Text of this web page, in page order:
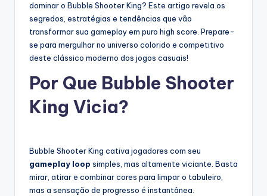
dominar o Bubble Shooter King? Este artigo revela os
segredos, estratégias e tendências que vão
transformar sua gameplay em puro high score. Prepare-
se para mergulhar no universo colorido e competitivo
deste clássico moderno dos jogos casuais!
Por Que Bubble Shooter
King Vicia?
Bubble Shooter King cativa jogadores com seu
gameplay loop simples, mas altamente viciante. Basta
mirar, atirar e combinar cores para limpar o tabuleiro,
mas a sensação de progresso é instantânea.